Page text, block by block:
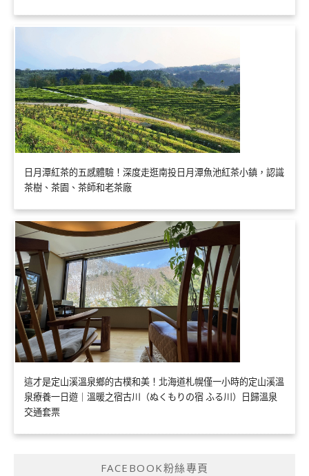
日月潭紅茶的五感體驗！深度走逛南投日月潭魚池紅茶小鎮，認識
茶樹、茶園、茶師和老茶廠
這才是定山溪溫泉鄉的古樸和美！北海道札幌僅一小時的定山溪溫
泉療養一日遊｜溫暖之宿古川（ぬくもりの宿 ふる川）日歸溫泉
交通套票
FACEBOOK粉絲專頁